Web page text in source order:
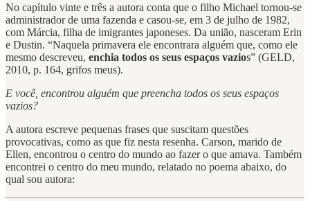
No capítulo vinte e três a autora conta que o filho Michael tornou-se
administrador de uma fazenda e casou-se, em 3 de julho de 1982,
com Márcia, filha de imigrantes japoneses. Da união, nasceram Erin
e Dustin. “Naquela primavera ele encontrara alguém que, como ele
mesmo descreveu, enchia todos os seus espaços vazios” (GELD,
2010, p. 164, grifos meus).
E você, encontrou alguém que preencha todos os seus espaços
vazios?
A autora escreve pequenas frases que suscitam questões
provocativas, como as que fiz nesta resenha. Carson, marido de
Ellen, encontrou o centro do mundo ao fazer o que amava. Também
encontrei o centro do meu mundo, relatado no poema abaixo, do
qual sou autora: